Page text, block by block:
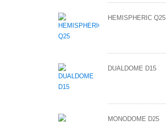
HEMISPHERIC Q25
DUALDOME D15
MONODOME D25